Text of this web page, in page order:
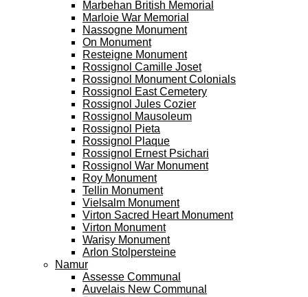
Marbehan British Memorial
Marloie War Memorial
Nassogne Monument
On Monument
Resteigne Monument
Rossignol Camille Joset
Rossignol Monument Colonials
Rossignol East Cemetery
Rossignol Jules Cozier
Rossignol Mausoleum
Rossignol Pieta
Rossignol Plaque
Rossignol Ernest Psichari
Rossignol War Monument
Roy Monument
Tellin Monument
Vielsalm Monument
Virton Sacred Heart Monument
Virton Monument
Warisy Monument
Arlon Stolpersteine
Namur
Assesse Communal
Auvelais New Communal